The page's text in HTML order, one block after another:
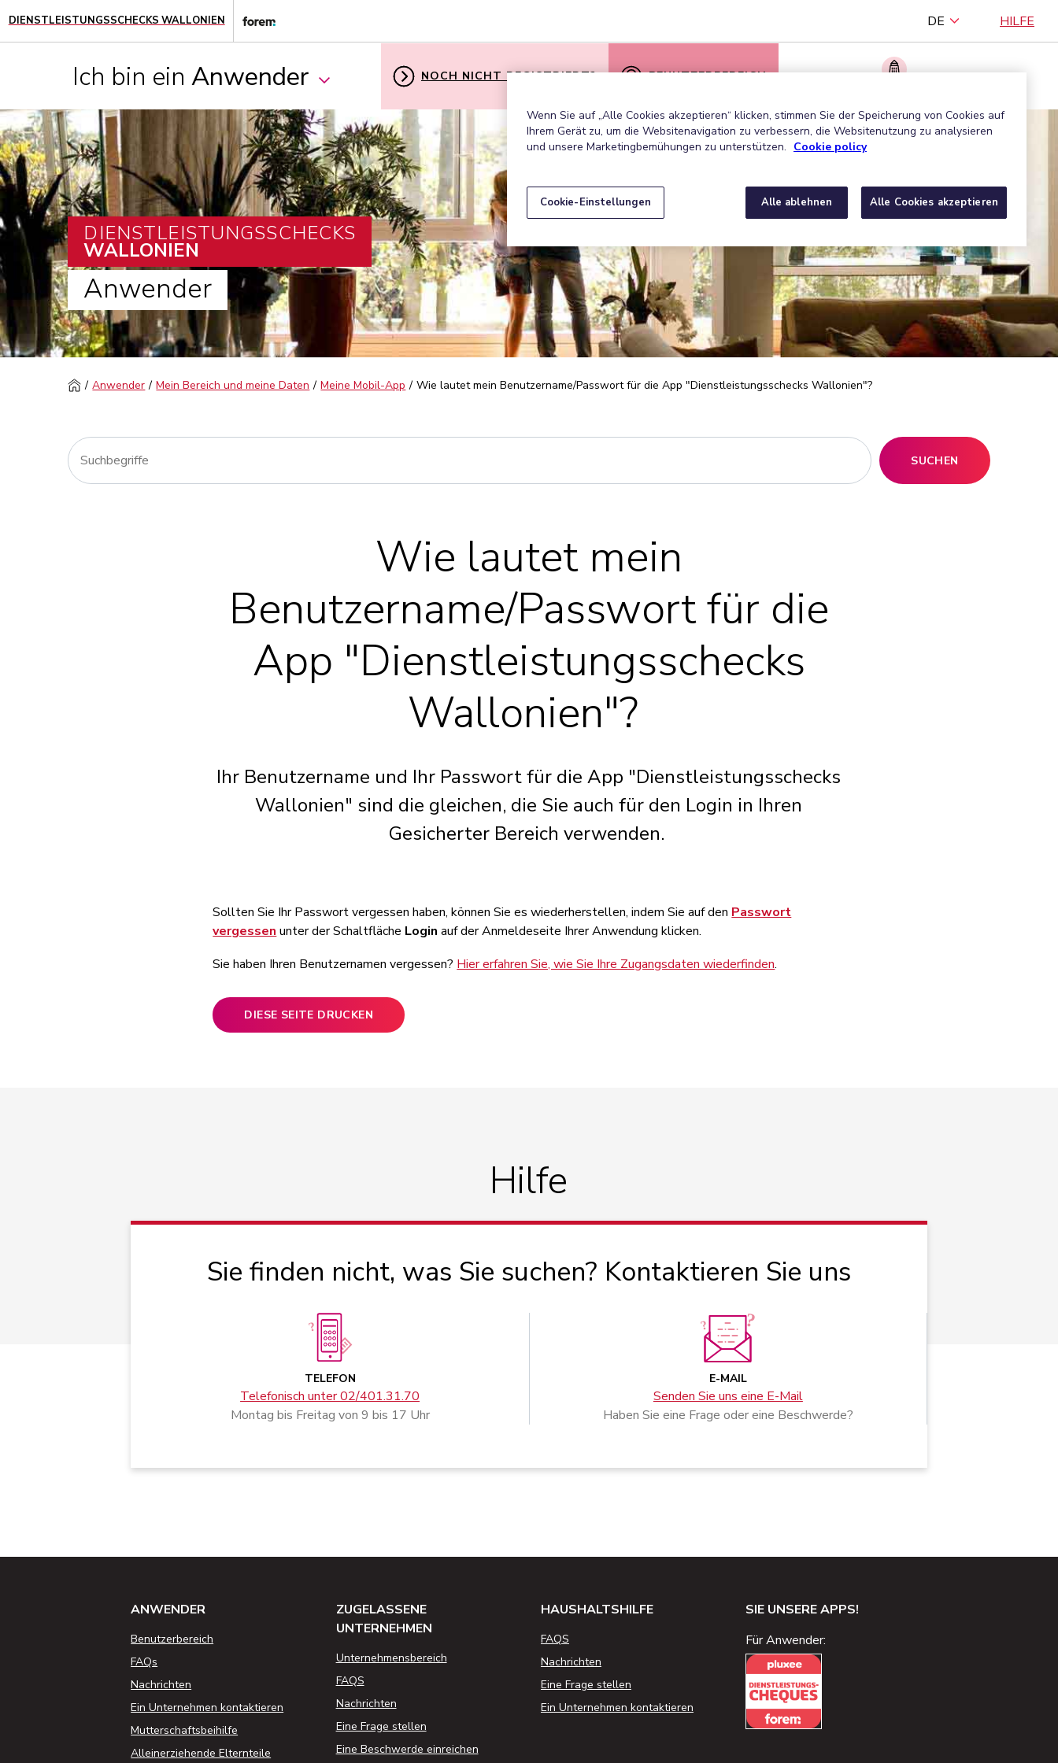
DIENSTLEISTUNGSSCHECKS WALLONIEN DE HILFE
Ich bin ein Anwender NOCH NICHT REGISTRIERT?
BENUTZERBEREICH
DIENSTLEISTUNGSSCHECKS
WALLONIEN
Anwender
Anwender Mein Bereich und meine Daten Meine Mobil-App Wie lautet mein Benutzername/Passwort für die App "Dienstleistungsschecks Wallonien"?
SUCHEN
Wie lautet mein
Benutzername/Passwort für die
App "Dienstleistungsschecks
Wallonien"?
Ihr Benutzername und Ihr Passwort für die App "Dienstleistungsschecks
Wallonien" sind die gleichen, die Sie auch für den Login in Ihren
Gesicherter Bereich verwenden.
Sollten Sie Ihr Passwort vergessen haben, können Sie es wiederherstellen, indem Sie auf den Passwort
vergessen unter der Schaltfläche Login auf der Anmeldeseite Ihrer Anwendung klicken.
Sie haben Ihren Benutzernamen vergessen? Hier erfahren Sie, wie Sie Ihre Zugangsdaten wiederfinden.
DIESE SEITE DRUCKEN
Hilfe
Sie finden nicht, was Sie suchen? Kontaktieren Sie uns
TELEFON
Telefonisch unter 02/401.31.70
Montag bis Freitag von 9 bis 17 Uhr
E-MAIL
Senden Sie uns eine E-Mail
Haben Sie eine Frage oder eine Beschwerde?
ANWENDER
Benutzerbereich
FAQs
Nachrichten
Ein Unternehmen kontaktieren
Mutterschaftsbeihilfe
Alleinerziehende Elternteile
ZUGELASSENE
UNTERNEHMEN
Unternehmensbereich
FAQS
Nachrichten
Eine Frage stellen
Eine Beschwerde einreichen
HAUSHALTSHILFE
FAQS
Nachrichten
Eine Frage stellen
Ein Unternehmen kontaktieren
SIE UNSERE APPS!
Für Anwender:
Wenn Sie auf „Alle Cookies akzeptieren“ klicken, stimmen Sie der Speicherung von Cookies auf
Ihrem Gerät zu, um die Websitenavigation zu verbessern, die Websitenutzung zu analysieren
und unsere Marketingbemühungen zu unterstützen. Cookie policy
Alle ablehnen Alle Cookies akzeptieren
Cookie-Einstellungen